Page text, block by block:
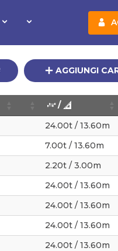
AGGIUNGI
/
24.00t / 13.60m
7.00t / 13.60m
2.20t / 3.00m
24.00t / 13.60m
24.00t / 13.60m
24.00t / 13.60m
24.00t / 13.60m